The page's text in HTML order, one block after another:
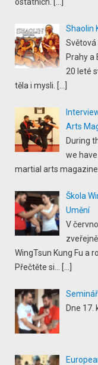
Shaolin
Světová
Prahy a
20 leté
těla i mysli.
Arts
During
we
martial arts magazine
Škola
Umění
V
WingTsun Kung Fu a
Přečtěte si...
Dne 17.